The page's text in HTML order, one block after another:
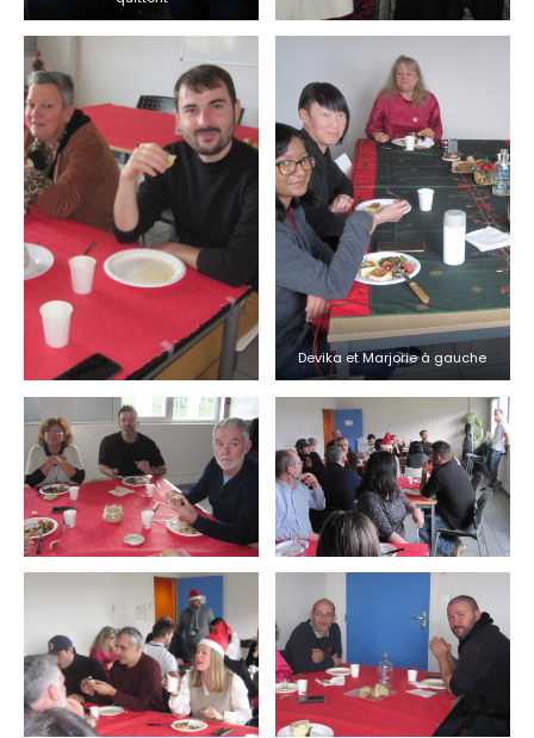
Devika et Marjorie à gauche